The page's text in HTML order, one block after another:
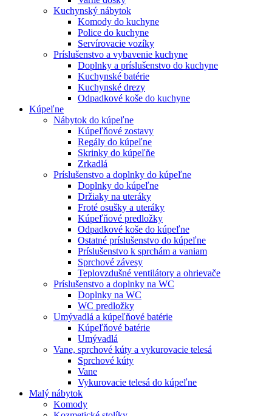
Kuchynský nábytok
Komody do kuchyne
Police do kuchyne
Servírovacie vozíky
Príslušenstvo a vybavenie kuchyne
Doplnky a príslušenstvo do kuchyne
Kuchynské batérie
Kuchynské drezy
Odpadkové koše do kuchyne
Kúpeľne
Nábytok do kúpeľne
Kúpeľňové zostavy
Regály do kúpeľne
Skrinky do kúpeľňe
Zrkadlá
Príslušenstvo a doplnky do kúpeľne
Doplnky do kúpeľne
Držiaky na uteráky
Froté osušky a uteráky
Kúpeľňové predložky
Odpadkové koše do kúpeľne
Ostatné príslušenstvo do kúpeľne
Príslušenstvo k sprchám a vaniam
Sprchové závesy
Teplovzdušné ventilátory a ohrievače
Príslušenstvo a doplnky na WC
Doplnky na WC
WC predložky
Umývadlá a kúpeľňové batérie
Kúpeľňové batérie
Umývadlá
Vane, sprchové kúty a vykurovacie telesá
Sprchové kúty
Vane
Vykurovacie telesá do kúpeľne
Malý nábytok
Komody